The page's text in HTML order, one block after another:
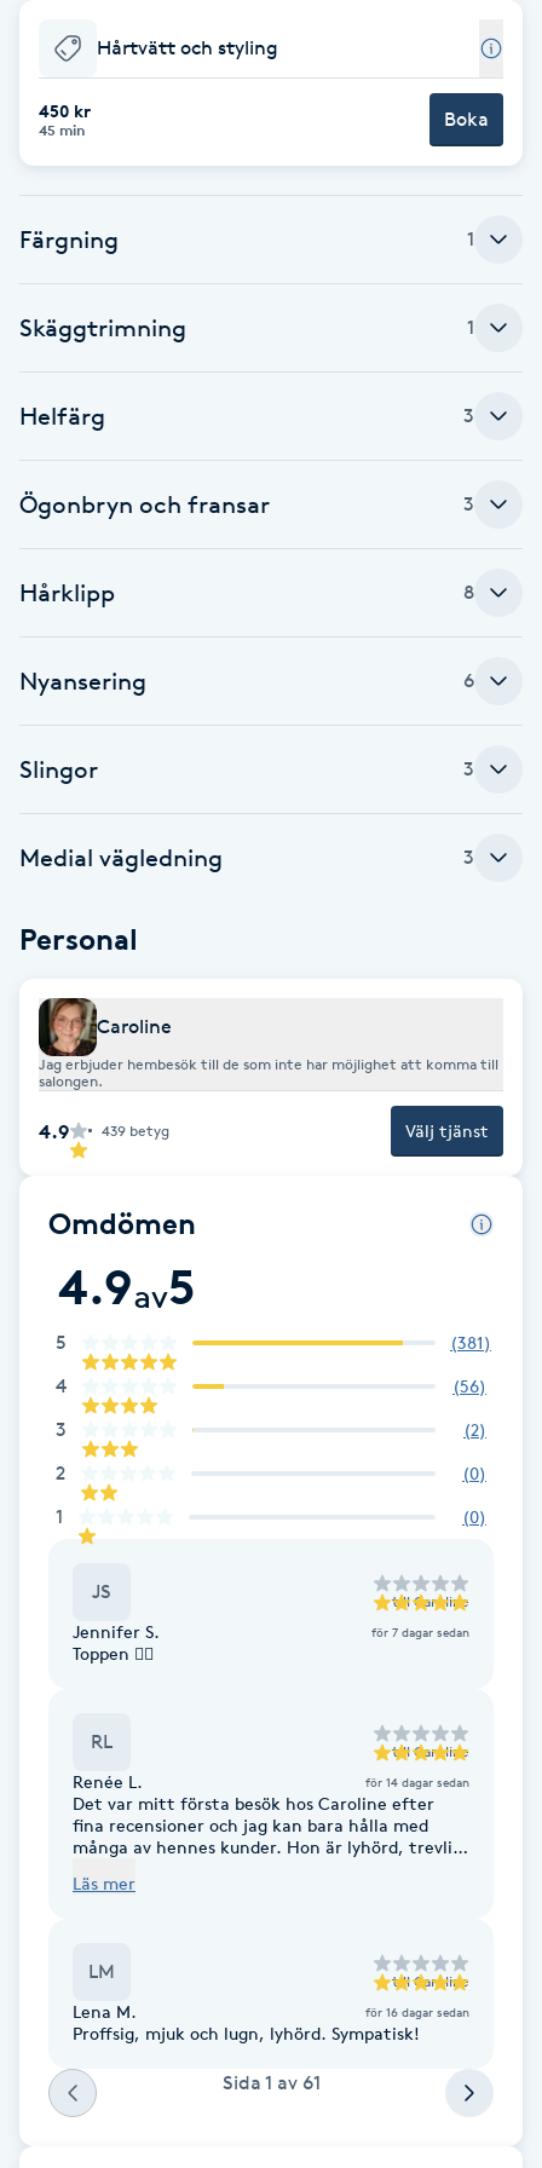
Babylights
Balayage
Barber
Barnklippning
Bottenfärg
Brynformning
Brynplockning
Bröllopsuppsättning
Coachning
Color correction
Cryoterapi
Damklippning
Enzympeeling
Extensions
Extensions borttagning
Eyeliner-tatuering
Faceliftmassage
Fet hårbotten
Fotmassage
Hårtvätt och styling
450 kr
45 min Boka
Färgning 1
Skäggtrimning 1
Helfärg 3
Ögonbryn och fransar 3
Hårklipp 8
Nyansering 6
Slingor 3
Medial vägledning 3
Personal
Caroline
Jag erbjuder hembesök till de som inte har möjlighet att komma till
salongen.
4.9 439 betyg Välj tjänst
Omdömen
4.9av5
5 (381)
4 (56)
3 (2)
2 (0)
1 (0)
JS till Caroline
Jennifer S. för 7 dagar sedan
Toppen 👍🏻
RL till Caroline
Renée L. för 14 dagar sedan
Det var mitt första besök hos Caroline efter
fina recensioner och jag kan bara hålla med
många av hennes kunder. Hon är lyhörd, trevlig
garanterat tillbaka.
Läs mer
LM till Caroline
Lena M. för 16 dagar sedan
Proffsig, mjuk och lugn, lyhörd. Sympatisk!
Sida 1 av 61